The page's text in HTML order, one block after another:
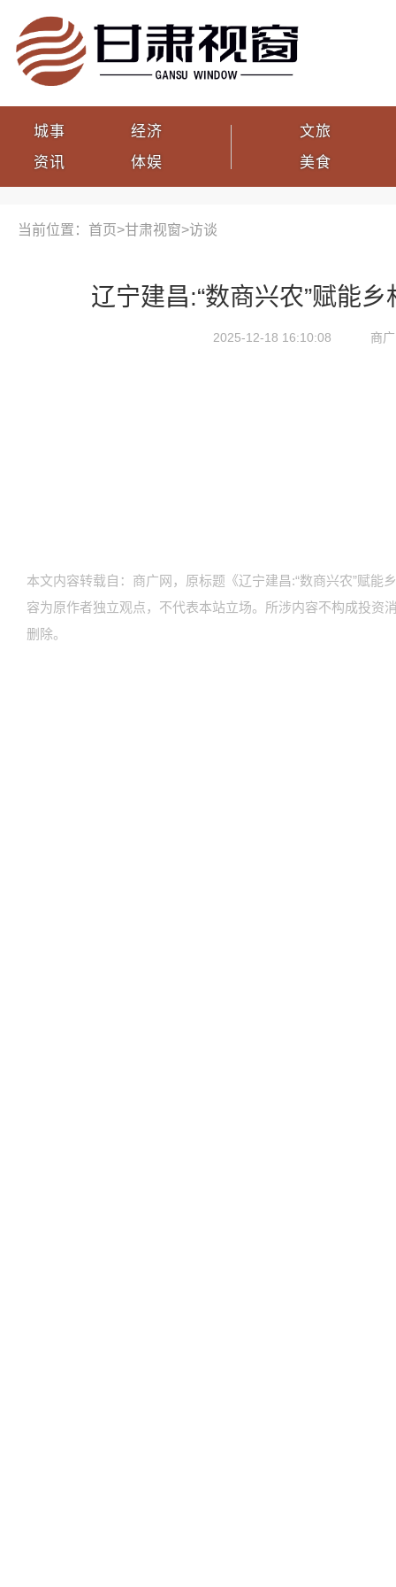
城事
资讯
经济
体娱
文旅
美食
当前位置：首页>甘肃视窗>访谈
辽宁建昌:“数商兴农”赋能
2025-12-18 16:10:08 商
本文内容转载自：商广网，原标题《辽宁建昌:“数商兴农”赋
容为原作者独立观点，不代表本站立场。所涉内容不构成投资
删除。